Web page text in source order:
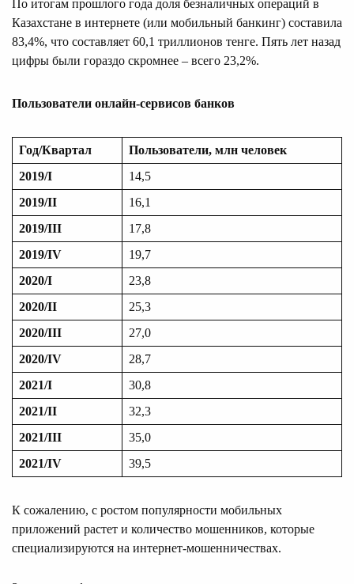
По итогам прошлого года доля безналичных операций в
Казахстане в интернете (или мобильный банкинг) составила
83,4%, что составляет 60,1 триллионов тенге. Пять лет назад
цифры были гораздо скромнее – всего 23,2%.
Пользователи онлайн-сервисов банков
Год/Квартал
Пользователи, млн человек
2019/I
14,5
2019/II
16,1
2019/III
17,8
2019/IV
19,7
2020/I
23,8
2020/II
25,3
2020/III
27,0
2020/IV
28,7
2021/I
30,8
2021/II
32,3
2021/III
35,0
2021/IV 39,5
К сожалению, с ростом популярности мобильных
приложений растет и количество мошенников, которые
специализируются на интернет-мошенничествах.